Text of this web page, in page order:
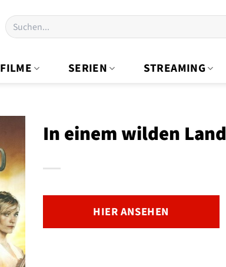
Suchen
nach:
FILME SERIEN STREAMING
In einem wilden Land
HIER ANSEHEN